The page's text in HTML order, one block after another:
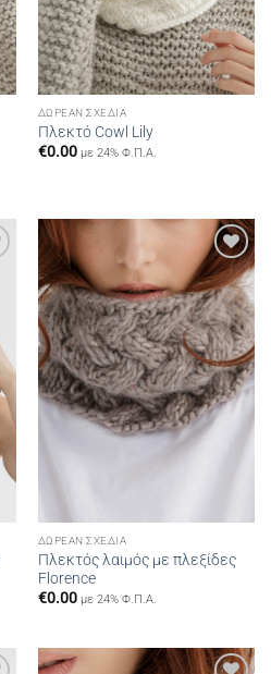
ΔΩΡΕΆΝ ΣΧΈΔΙΑ
Πλεκτό Cowl Lily
€0.00 με 24% Φ.Π.Α.
Add to
wishlist
ΔΩΡΕΆΝ ΣΧΈΔΙΑ
Πλεκτός λαιμός με πλεξίδες
Florence
€0.00 με 24% Φ.Π.Α.